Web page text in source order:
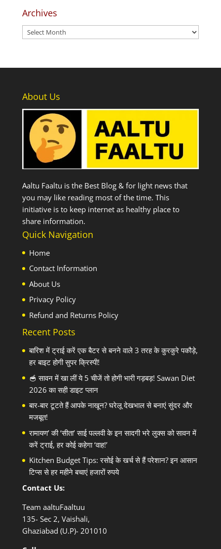
Archives
Archives
About Us
Aaltu Faaltu is the Best Blog & for light news that
you may like reading most of the time. This
initiative is to keep internet as healthy place to
share information.
Quick Navigation
Home
Contact Information
About Us
Privacy Policy
Refund and Returns Policy
Recent Posts
बारिश में ट्राई करें एक बैटर से बनने वाले 3 तरह के कुरकुरे पकौड़े,
हर बाइट होगी सुपर क्रिस्पी!
🥣 सावन में खा लीं ये 5 चीजें तो होगी भारी गड़बड़! Sawan Diet
2026 का सही डाइट प्लान
बार-बार टूटते हैं आपके नाखून? घरेलू देखभाल से बनाएं सुंदर और
मजबूत!
रामायण’ की ‘सीता’ साई पल्लवी के इन सादगी भरे लुक्स को सावन में
करें ट्राई, हर कोई कहेगा ‘वाह!’
Kitchen Budget Tips: रसोई के खर्च से हैं परेशान? इन आसान
टिप्स से हर महीने बचाएं हजारों रुपये
Contact Us:
Team aaltuFaaltuu
135- Sec 2, Vaishali,
Ghaziabad (U.P)- 201010